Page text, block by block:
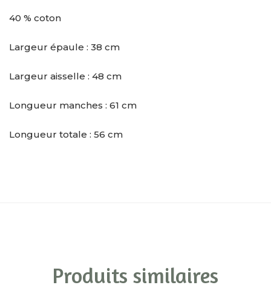
40 % coton
Largeur épaule : 38 cm
Largeur aisselle : 48 cm
Longueur manches : 61 cm
Longueur totale : 56 cm
Produits similaires